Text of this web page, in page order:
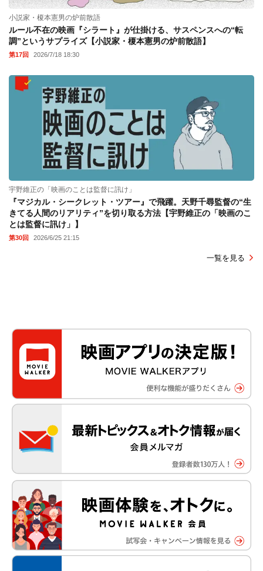
小説家・榎本憲男の炉前散語
ルール不在の映画『シラート』が仕掛ける、サスペンスへの“転
調”というサプライズ【小説家・榎本憲男の炉前散語】
第17回 2026/7/18 18:30
宇野維正の「映画のことは監督に訊け」
『マジカル・シークレット・ツアー』で飛躍。天野千尋監督の“生
きてる人間のリアリティ”を切り取る方法【宇野維正の「映画のこ
とは監督に訊け」】
第30回 2026/6/25 21:15
一覧を見る